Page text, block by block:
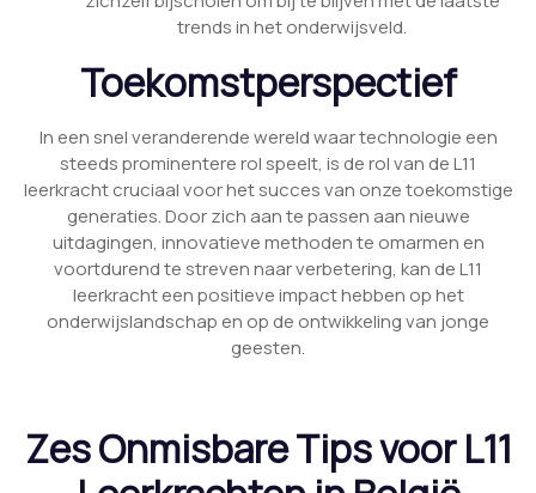
trends in het onderwijsveld.
Toekomstperspectief
In een snel veranderende wereld waar technologie een
steeds prominentere rol speelt, is de rol van de L11
leerkracht cruciaal voor het succes van onze toekomstige
generaties. Door zich aan te passen aan nieuwe
uitdagingen, innovatieve methoden te omarmen en
voortdurend te streven naar verbetering, kan de L11
leerkracht een positieve impact hebben op het
onderwijslandschap en op de ontwikkeling van jonge
geesten.
Zes Onmisbare Tips voor L11